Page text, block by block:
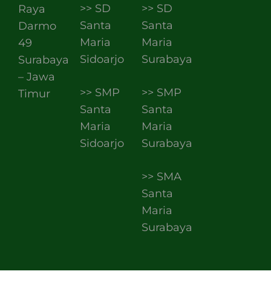
Raya
Darmo
49
Surabaya
– Jawa
Timur
>> SD
Santa
Maria
Sidoarjo
>> SMP
Santa
Maria
Sidoarjo
>> SD
Santa
Maria
Surabaya
>> SMP
Santa
Maria
Surabaya
>> SMA
Santa
Maria
Surabaya